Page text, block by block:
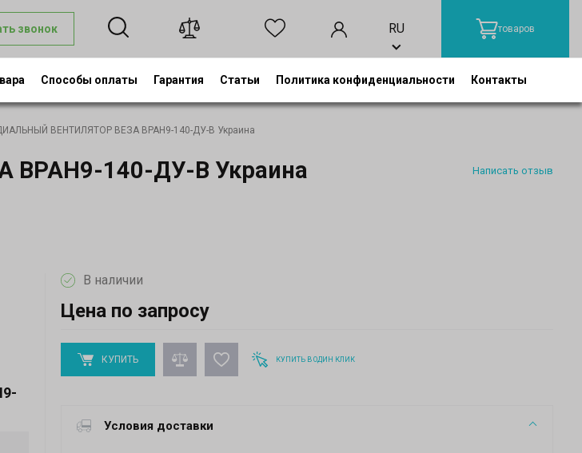
звонок RU товаров
Способы оплаты Гарантия Статьи Политика конфиденциальности Контакты
ВЕНТИЛЯТОР ВЕЗА ВРАН9-140-ДУ-В Украина
140-ДУ-В Украина Написать отзыв
В наличии
Цена по запросу
КУПИТЬ КУПИТЬ В ОДИН КЛИК
Условия доставки